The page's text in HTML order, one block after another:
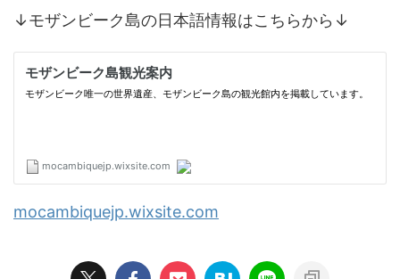
↓モザンビーク島の日本語情報はこちらから↓
mocambiquejp.wixsite.com